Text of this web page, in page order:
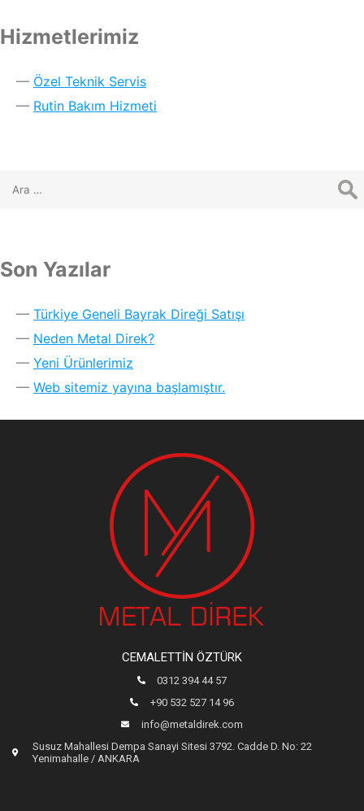
Hizmetlerimiz
Özel Teknik Servis
Rutin Bakım Hizmeti
Son Yazılar
Türkiye Geneli Bayrak Direği Satışı
Neden Metal Direk?
Yeni Ürünlerimiz
Web sitemiz yayına başlamıştır.
CEMALETTIN ÖZTÜRK
0312 394 44 57
+90 532 527 14 96
info@metaldirek.com
Susuz Mahallesi Dempa Sanayi Sitesi 3792. Cadde D. No: 22
Yenimahalle / ANKARA